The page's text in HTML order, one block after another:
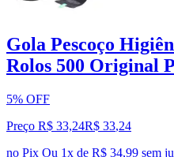
Gola Pescoço
Rolos 500 Original
5% OFF
Preço R$ 33,24R$ 33,24
no Pix Ou 1x de R$ 34,99 sem